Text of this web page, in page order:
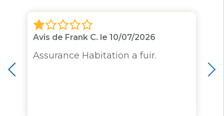
Avis de Frank C. le 10/07/2026
Assurance Habitation a fuir.